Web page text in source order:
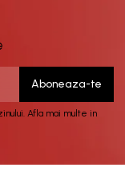
Afla mai multe in